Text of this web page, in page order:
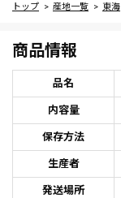
トップ 産地一覧 東海
商品情報
品名
内容量
保存方法
生産者
発送場所